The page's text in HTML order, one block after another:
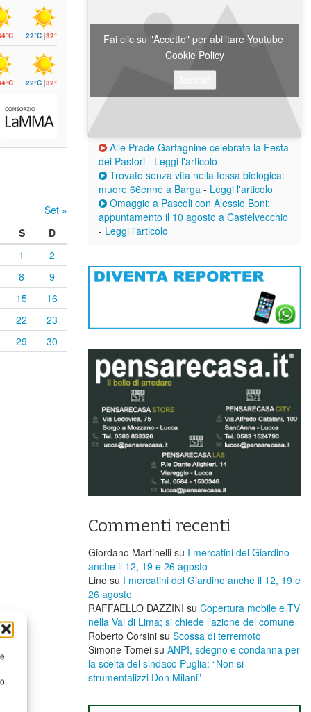
22°C |32°C
22°C |32°C
Set »
S
D
1
2
8
9
15
16
22
23
29
30
Fai clic su "Accetto" per abilitare Youtube
Cookie Policy
Alle Prade Garfagnine celebrata la Festa
dei Pastori - Leggi l'articolo
Trovato senza vita nella fossa biologica:
muore 66enne a Barga - Leggi l'articolo
Omaggio a Pascoli con Alessio Boni:
appuntamento il 10 agosto a Castelvecchio
- Leggi l'articolo
Commenti recenti
Giordano Martinelli su I mercatini del Giardino
anche il 12, 19 e 26 agosto
Lino su I mercatini del Giardino anche il 12, 19 e
26 agosto
RAFFAELLO DAZZINI su ​Copertura mobile e TV
nella Val di Lima; si chiede l’azione del comune
Roberto Corsini su Scossa di terremoto
Simone Tomei su ANPI, sdegno e condanna per
la scelta del sindaco Puglia: “Non si
strumentalizzi Don Milani”